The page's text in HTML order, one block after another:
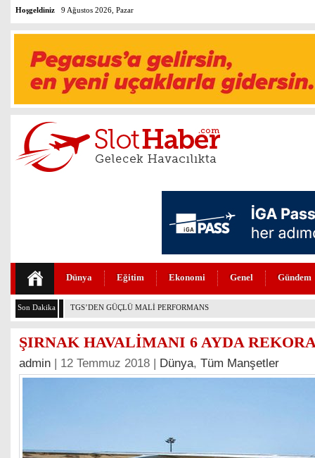
Hoşgeldiniz 9 Ağustos 2026, Pazar
Dünya Eğitim Ekonomi Genel Gündem
Son Dakika THY VE PEGASUS DÜNYANIN EN DEĞERLİLERİ ARASINDA
ŞIRNAK HAVALİMANI 6 AYDA
admin | 12 Temmuz 2018 | Dünya, Tüm Manşetler